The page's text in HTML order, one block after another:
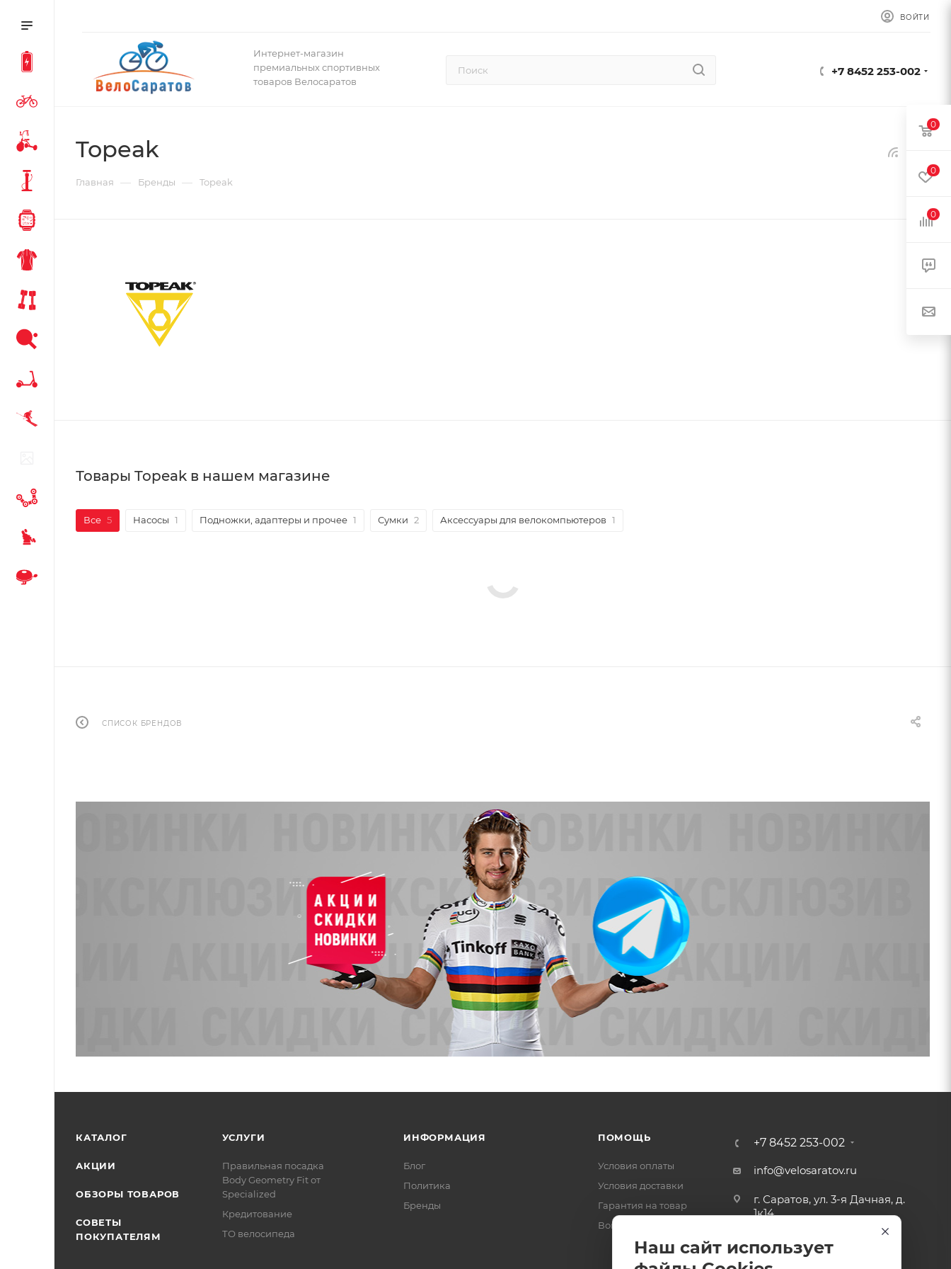
ВОЙТИ
Интернет-магазин
премиальных спортивных
товаров Велосаратов
+7 8452 253-002
Topeak
Главная — Бренды — Topeak
Товары Topeak в нашем магазине
Все 5 Насосы 1 Подножки, адаптеры и прочее 1 Сумки 2 Аксессуары для велокомпьютеров 1
СПИСОК БРЕНДОВ
КАТАЛОГ
АКЦИИ
ОБЗОРЫ ТОВАРОВ
СОВЕТЫ
ПОКУПАТЕЛЯМ
УСЛУГИ
Правильная посадка
Body Geometry Fit от
Specialized
Кредитование
ТО велосипеда
ИНФОРМАЦИЯ
Блог
Политика
Бренды
ПОМОЩЬ
Условия оплаты
Условия доставки
Гарантия на товар
Вопрос-ответ
+7 8452 253-002
info@velosaratov.ru
г. Саратов, ул. 3-я Дачная, д.
1к14
Наш сайт использует
0
0
0